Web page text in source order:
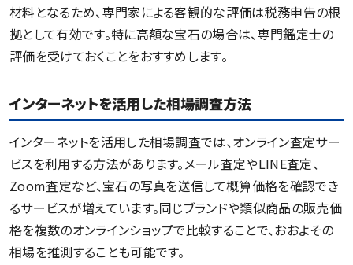
材料となるため、専門家による客観的な評価は税務申告の根
拠として有効です。特に高額な宝石の場合は、専門鑑定士の
評価を受けておくことをおすすめします。
インターネットを活用した相場調査方法
インターネットを活用した相場調査では、オンライン査定サー
ビスを利用する方法があります。メール査定やLINE査定、
Zoom査定など、宝石の写真を送信して概算価格を確認でき
るサービスが増えています。同じブランドや類似商品の販売価
格を複数のオンラインショップで比較することで、おおよその
相場を推測することも可能です。